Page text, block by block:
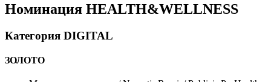
Номинация HEALTH&WELLNESS
Категория DIGITAL
ЗОЛОТО